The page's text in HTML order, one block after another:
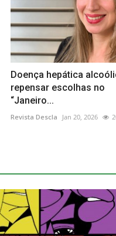
Doença hepática
repensar escolhas no
“Janeiro...
Revista Descla Jan 20, 2026